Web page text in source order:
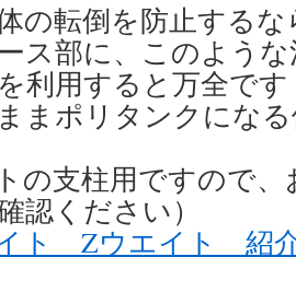
の転倒を防止するな
ス部に、このよう
利用すると万全です
まポリタンクにな
の支柱用ですので
認ください）
ト Zウエイト 紹